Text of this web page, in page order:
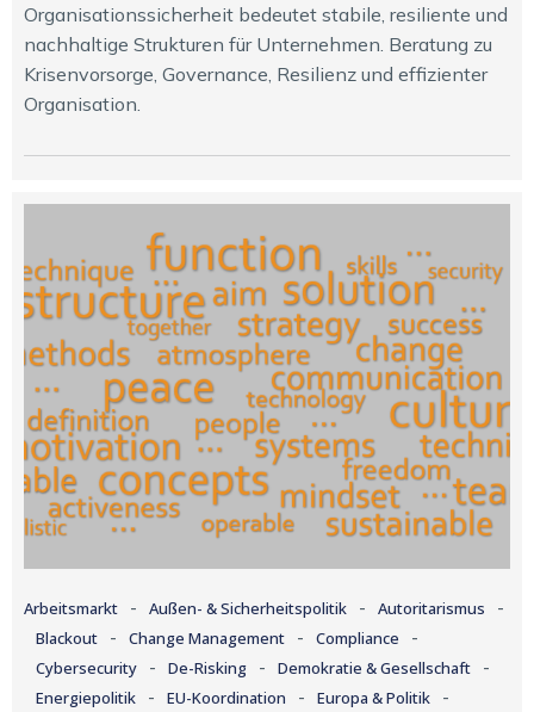
Organisationssicherheit bedeutet stabile, resiliente und
nachhaltige Strukturen für Unternehmen. Beratung zu
Krisenvorsorge, Governance, Resilienz und effizienter
Organisation.
Arbeitsmarkt - Außen- & Sicherheitspolitik - Autoritarismus -
Blackout - Change Management - Compliance -
Cybersecurity - De-Risking - Demokratie & Gesellschaft -
Energiepolitik - EU-Koordination - Europa & Politik -